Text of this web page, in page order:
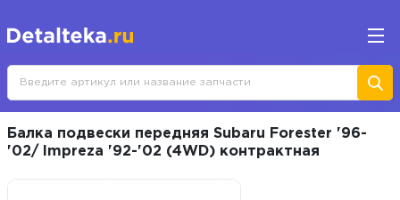
Балка подвески передняя Subaru Forester '96-
'02/ Impreza '92-'02 (4WD) контрактная